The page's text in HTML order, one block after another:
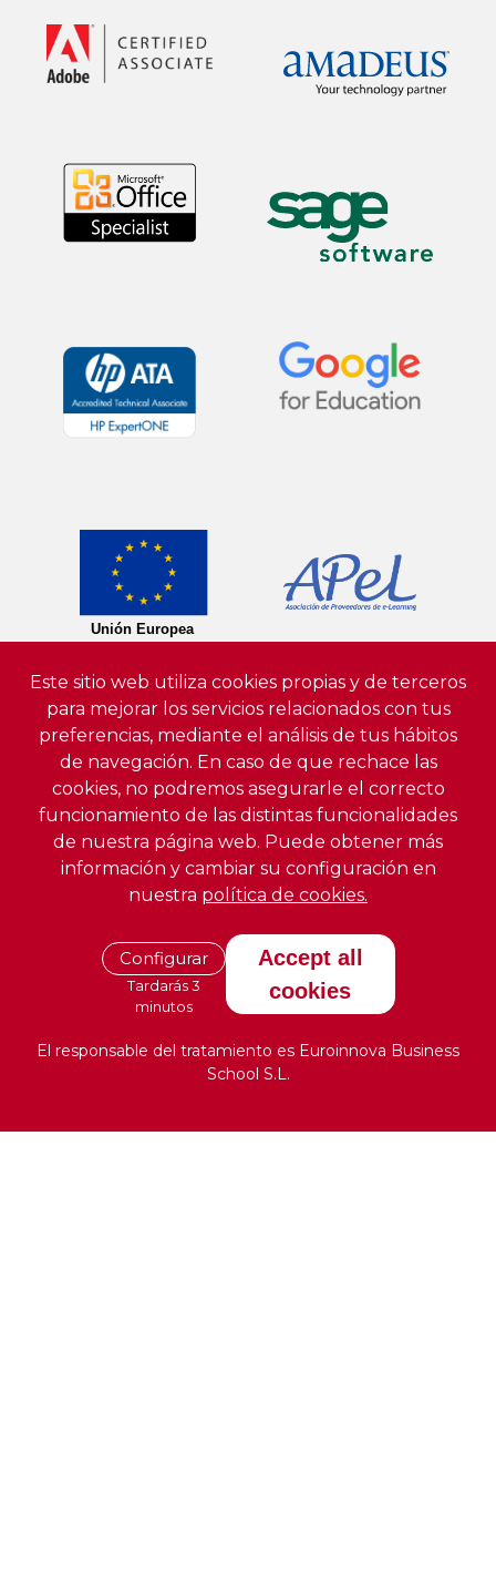
Este sitio web utiliza cookies propias y de terceros
para mejorar los servicios relacionados con tus
preferencias, mediante el análisis de tus hábitos
de navegación. En caso de que rechace las
cookies, no podremos asegurarle el correcto
funcionamiento de las distintas funcionalidades
de nuestra página web. Puede obtener más
información y cambiar su configuración en
nuestra política de cookies.
Configurar
Tardarás 3
minutos
Accept all
cookies
El responsable del tratamiento es Euroinnova Business
School S.L.